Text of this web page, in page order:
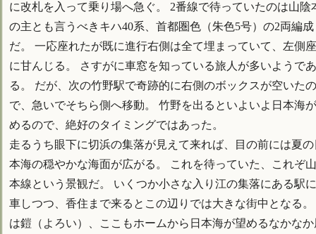
に改札を入って乗り場へ急ぐ。 2番線で待っていたのは山陰
の主とも言うべきキハ40系、首都圏色（朱色5号）の2両編成
だ。 一応座れたが既に進行右側は全て埋まっていて、左側
に甘んじる。 さすがに車窓を知っている旅人が多いようであ
る。 だが、次の竹野駅で奇跡的に右側のボックスが空いたの
で、急いでそちら側へ移動。 竹野を出るといよいよ日本海
めるので、絶好のタイミングではあった。
走るうち眼下に切浜の集落が見えて来れば、目の前には夏の
本海の穏やかな海面が広がる。 これを待っていた、これぞ
本線という景観だ。 いくつか小さな入り江の集落にある駅
車しつつ、香住まで来るとこの辺りでは大きな街中となる。
は鎧（よろい）、ここもホームから日本海が望めるなかなか